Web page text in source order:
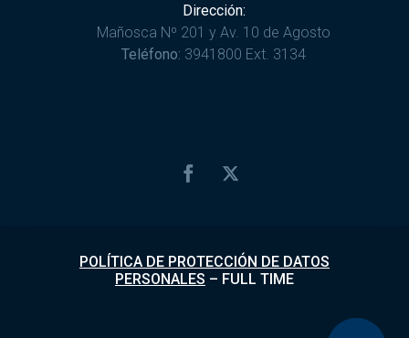
Dirección:
Mañosca Nº 201 y Av. 10 de Agosto
Teléfono: 3941800 Ext. 3134
POLÍTICA DE PROTECCIÓN DE DATOS
PERSONALES – FULL TIME